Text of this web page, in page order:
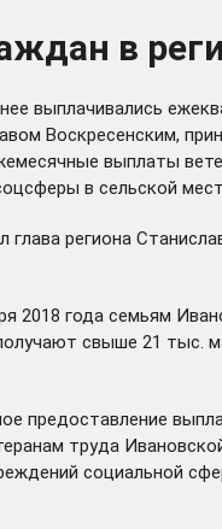
в
выплачивались
Воскресенским,
выплаты
в сельской
глава региона
2018 года семьям
свыше 21 тыс.
труда
социальной